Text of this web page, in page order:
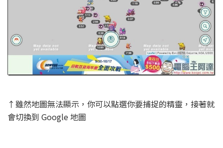
↑雖然地圖無法顯示，你可以點選你要捕捉的精靈，接著就
會切換到 Google 地圖